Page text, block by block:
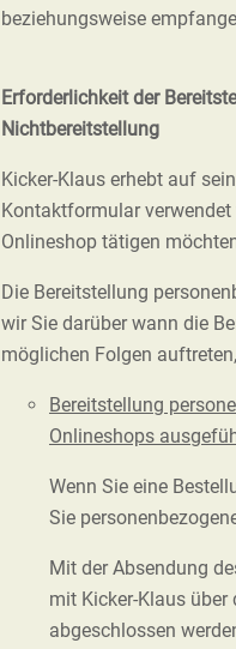
beziehungsweise
Erforderlichkeit der
Nichtbereitstellung
Kicker-Klaus erhebt auf
Kontaktformular
Onlineshop tätigen
Die Bereitstellung
wir Sie darüber wann die
möglichen Folgen
Bereitstellung
Onlineshops
Wenn Sie eine
Sie
Mit der Absendung
mit Kicker-Klaus
abgeschlossen